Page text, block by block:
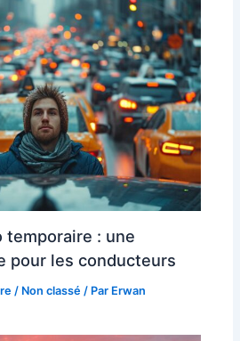
temporaire : une
pour les conducteurs
/ Non classé / Par Erwan